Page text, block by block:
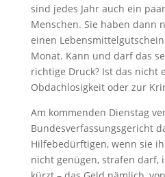
sind jedes Jahr auch ein
Menschen. Sie haben dann
einen
Monat. Kann und darf das
richtige Druck? Ist das nicht
Obdachlosigkeit oder zur
Am kommenden Dienstag
Bundesverfassungsgericht
Hilfebedürftigen, wenn sie
nicht genügen, strafen darf,